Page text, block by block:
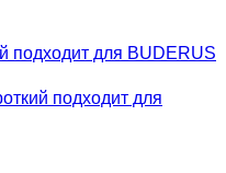
подходит для BUDERUS